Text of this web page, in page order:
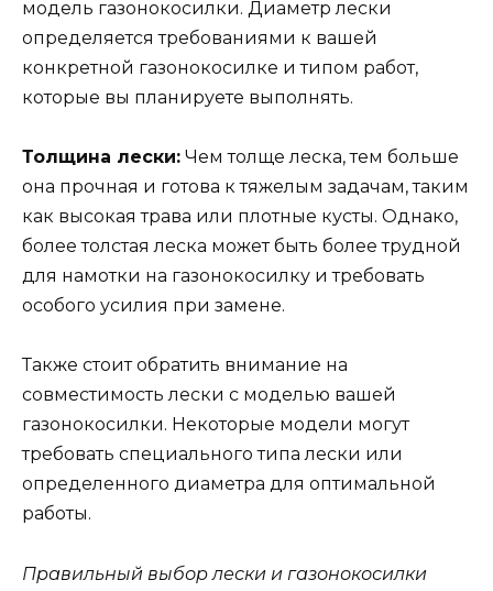
модель газонокосилки. Диаметр лески
определяется требованиями к вашей
конкретной газонокосилке и типом работ,
которые вы планируете выполнять.
Толщина лески: Чем толще леска, тем больше
она прочная и готова к тяжелым задачам, таким
как высокая трава или плотные кусты. Однако,
более толстая леска может быть более трудной
для намотки на газонокосилку и требовать
особого усилия при замене.
Также стоит обратить внимание на
совместимость лески с моделью вашей
газонокосилки. Некоторые модели могут
требовать специального типа лески или
определенного диаметра для оптимальной
работы.
Правильный выбор лески и газонокосилки